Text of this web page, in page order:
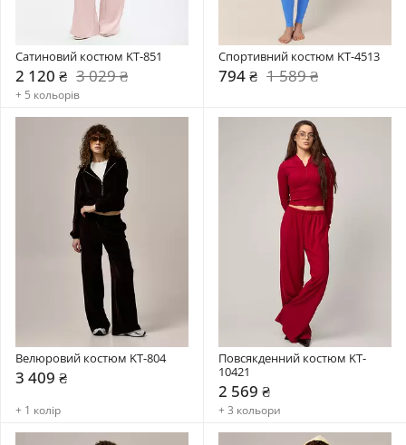
Сатиновий костюм KT-851
2 120 ₴ 3 029 ₴
+ 5 кольорів
Спортивний костюм KT-4513
794 ₴ 1 589 ₴
Велюровий костюм KT-804
3 409 ₴
+ 1 колір
Повсякденний костюм KT-
10421
2 569 ₴
+ 3 кольори